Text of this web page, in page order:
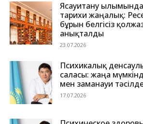
Ясауитану
тарихи жаңалық:
бұрын белгісіз
анықталды
23.07.2026
Психикалық
саласы: жаңа
мен заманауи
17.07.2026